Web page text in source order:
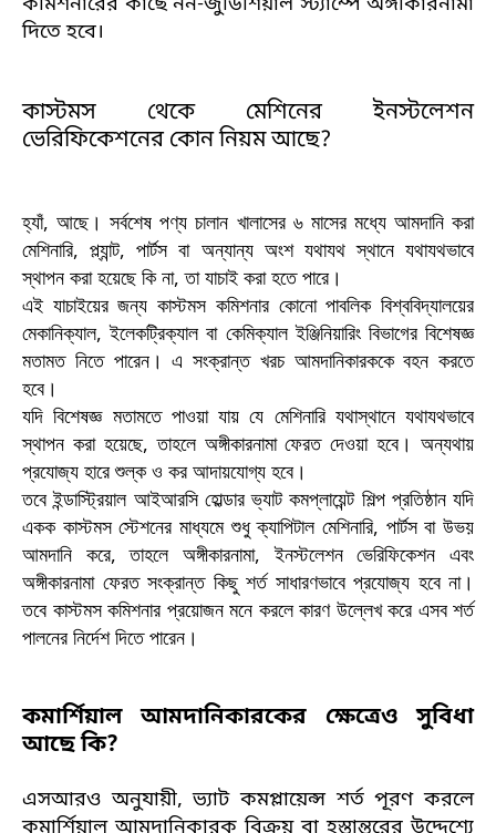
দিতে হবে।
কাস্টমস থেকে মেশিনের ইনস্টলেশন
ভেরিফিকেশনের কোন নিয়ম আছে?
হ্যাঁ, আছে। সর্বশেষ পণ্য চালান খালাসের ৬ মাসের মধ্যে আমদানি করা
মেশিনারি, প্ল্যান্ট, পার্টস বা অন্যান্য অংশ যথাযথ স্থানে যথাযথভাবে
স্থাপন করা হয়েছে কি না, তা যাচাই করা হতে পারে।
এই যাচাইয়ের জন্য কাস্টমস কমিশনার কোনো পাবলিক বিশ্ববিদ্যালয়ের
মেকানিক্যাল, ইলেকট্রিক্যাল বা কেমিক্যাল ইঞ্জিনিয়ারিং বিভাগের বিশেষজ্ঞ
মতামত নিতে পারেন। এ সংক্রান্ত খরচ আমদানিকারককে বহন করতে
হবে।
যদি বিশেষজ্ঞ মতামতে পাওয়া যায় যে মেশিনারি যথাস্থানে যথাযথভাবে
স্থাপন করা হয়েছে, তাহলে অঙ্গীকারনামা ফেরত দেওয়া হবে। অন্যথায়
প্রযোজ্য হারে শুল্ক ও কর আদায়যোগ্য হবে।
তবে ইন্ডাস্ট্রিয়াল আইআরসি হোল্ডার ভ্যাট কমপ্লায়েন্ট শিল্প প্রতিষ্ঠান যদি
একক কাস্টমস স্টেশনের মাধ্যমে শুধু ক্যাপিটাল মেশিনারি, পার্টস বা উভয়
আমদানি করে, তাহলে অঙ্গীকারনামা, ইনস্টলেশন ভেরিফিকেশন এবং
অঙ্গীকারনামা ফেরত সংক্রান্ত কিছু শর্ত সাধারণভাবে প্রযোজ্য হবে না।
তবে কাস্টমস কমিশনার প্রয়োজন মনে করলে কারণ উল্লেখ করে এসব শর্ত
পালনের নির্দেশ দিতে পারেন।
কমার্শিয়াল আমদানিকারকের ক্ষেত্রেও সুবিধা
আছে কি?
এসআরও অনুযায়ী, ভ্যাট কমপ্লায়েন্স শর্ত পূরণ করলে
কমার্শিয়াল আমদানিকারক বিক্রয় বা হস্তান্তরের উদ্দেশ্যে